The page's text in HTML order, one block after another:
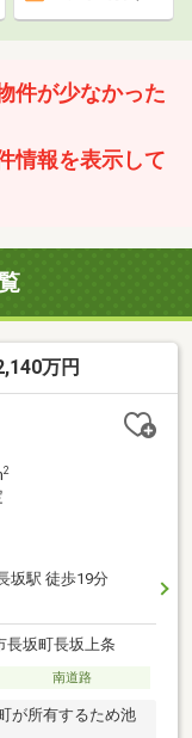
件が少なかった
情報を表示して
万円
2
坂駅 徒歩19分
長坂町長坂上条
南道路
が所有するため池